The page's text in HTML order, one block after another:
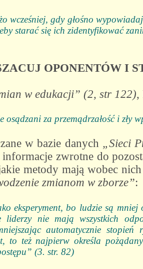
wcześniej, gdy głośno
starać się ich zidentyfikować
OPONENTÓW I
w edukacji” (2, str 122),
za przemądrzałość i zły
w bazie danych „Sieci
zwrotne do
metody mają wobec
zmianom w zborze”:
eksperyment, bo ludzie są mniej
liderzy nie mają wszystkich
automatycznie
to też najpierw określa
(3. str. 82)